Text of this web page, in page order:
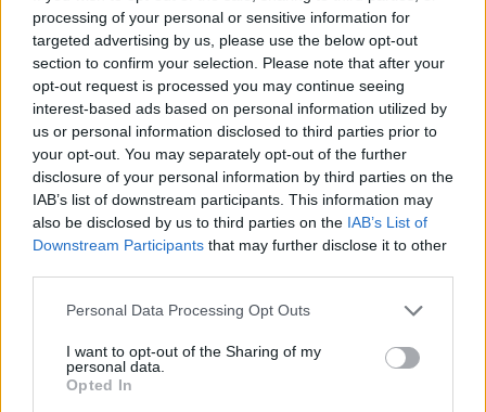
processing of your personal or sensitive information for
targeted advertising by us, please use the below opt-out
section to confirm your selection. Please note that after your
opt-out request is processed you may continue seeing
interest-based ads based on personal information utilized by
us or personal information disclosed to third parties prior to
your opt-out. You may separately opt-out of the further
disclosure of your personal information by third parties on the
IAB’s list of downstream participants. This information may
also be disclosed by us to third parties on the IAB’s List of
Downstream Participants that may further disclose it to other
Please note that this website/app uses one or more Google
not limited to your visit or usage behaviour. You may click to
grant or deny consent to Google and its third-party tags to
use your data for below specified purposes in below Google
Personal Data Processing Opt Outs
I want to opt-out of the Sharing of my
personal data.
Opted In
o
k
p
p
NOTIZIE RECENTI
“Sul filo del discorso”: sold out ad Olbia per il
reading su Atzeni
La Maddalena, festa per i 30 anni del Diving
center di Tegge
Esce di strada con l’auto ad Arzachena: ferito il
Turiste si perdono a Tavolara: salvate dai vigili